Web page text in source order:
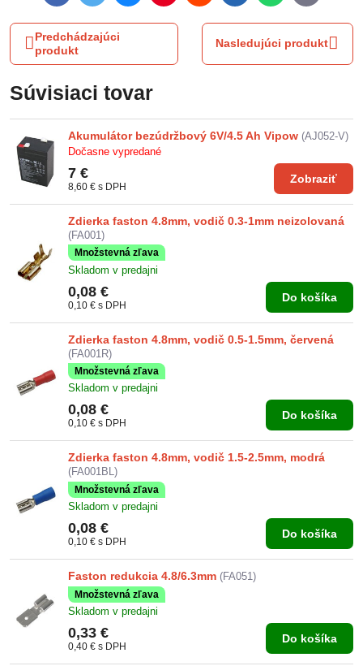
mail
Predchádzajúci
produkt
Nasledujúci produkt
Súvisiaci tovar
Akumulátor bezúdržbový 6V/4.5 Ah Vipow (AJ052-V)
Dočasne vypredané
7 €
8,60 € s DPH
Zobraziť
Zdierka faston 4.8mm, vodič 0.3-1mm neizolovaná
(FA001)
Množstevná zľava
Skladom v predajni
0,08 €
0,10 € s DPH
Do košíka
Zdierka faston 4.8mm, vodič 0.5-1.5mm, červená
(FA001R)
Množstevná zľava
Skladom v predajni
0,08 €
0,10 € s DPH
Do košíka
Zdierka faston 4.8mm, vodič 1.5-2.5mm, modrá
(FA001BL)
Množstevná zľava
Skladom v predajni
0,08 €
0,10 € s DPH
Do košíka
Faston redukcia 4.8/6.3mm (FA051)
Množstevná zľava
Skladom v predajni
0,33 €
0,40 € s DPH
Do košíka